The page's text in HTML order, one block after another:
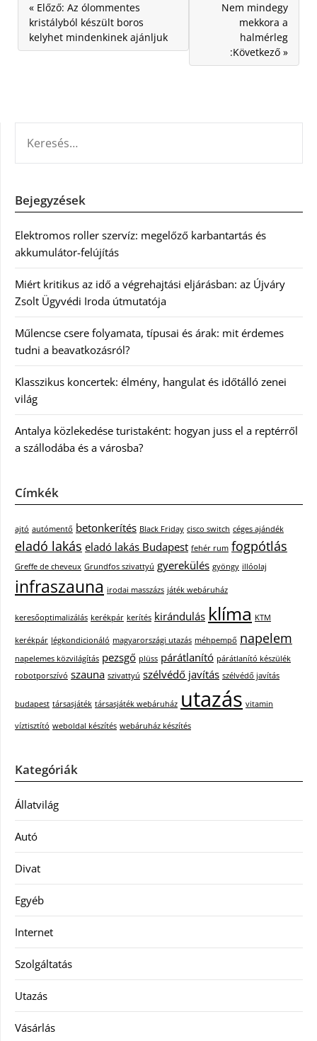
« Előző: Az ólommentes
kristályból készült boros
kelyhet mindenkinek ajánljuk
Nem mindegy
mekkora a
halmérleg
:Következő »
Bejegyzések
Elektromos roller szervíz: megelőző karbantartás és
akkumulátor-felújítás
Miért kritikus az idő a végrehajtási eljárásban: az Újváry
Zsolt Ügyvédi Iroda útmutatója
Műlencse csere folyamata, típusai és árak: mit érdemes
tudni a beavatkozásról?
Klasszikus koncertek: élmény, hangulat és időtálló zenei
világ
Antalya közlekedése turistaként: hogyan juss el a reptérről
a szállodába és a városba?
Címkék
ajtó autómentő betonkerítés Black Friday cisco switch céges ajándék
eladó lakás eladó lakás Budapest fehér rum fogpótlás
Greffe de cheveux Grundfos szivattyú gyerekülés gyöngy illóolaj
infraszauna irodai masszázs játék webáruház
keresőoptimalizálás kerékpár kerítés kirándulás klíma KTM
kerékpár légkondicionáló magyarországi utazás méhpempő napelem
napelemes közvilágítás pezsgő plüss párátlanító párátlanító készülék
robotporszívó szauna szivattyú szélvédő javítás szélvédő javítás
budapest társasjáték társasjáték webáruház utazás vitamin
víztisztító weboldal készítés webáruház készítés
Kategóriák
Állatvilág
Autó
Divat
Egyéb
Internet
Szolgáltatás
Utazás
Vásárlás